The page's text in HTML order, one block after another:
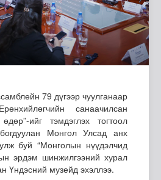
79 дүгээр чуулганаар
санаачилсан
ийг тэмдэглэх тогтоол
Монгол Улсад анх
буй “Монголын нүүдэлчид
эрдэм шинжилгээний хурал
Үндэсний музейд эхэллээ.